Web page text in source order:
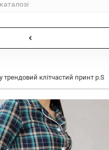
клітчастий принт р.S